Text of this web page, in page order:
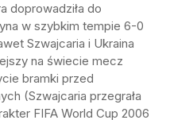
doprowadziła do
w szybkim tempie 6-0
Szwajcaria i Ukraina
na świecie mecz
bramki przed
(Szwajcaria przegrała
FIFA World Cup 2006